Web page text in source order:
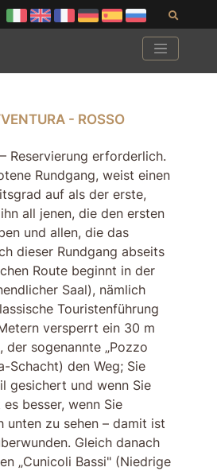
- ROSSO
Reservierung erforderlich.
Rundgang, weist einen
auf als der erste,
all jenen, die den ersten
und allen, die das
dieser Rundgang abseits
Route beginnt in der
Saal), nämlich
Touristenführung
versperrt ein 30 m
sogenannte „Pozzo
Schacht) den Weg; Sie
gesichert und wenn Sie
besser, wenn Sie
unten zu sehen – damit ist
Gleich danach
„Cunicoli Bassi" (Niedrige